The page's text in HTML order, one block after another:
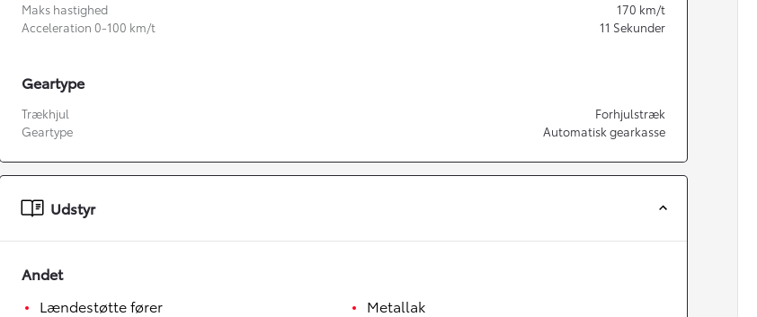
Fra kr. 349.990
Maks hastighed 170 km/t
Acceleration 0-100 km/t
11 Sekunder
Geartype
Trækhjul
Forhjulstræk
Geartype
Automatisk gearkasse
Udstyr
Andet
Lændestøtte fører
Metallak